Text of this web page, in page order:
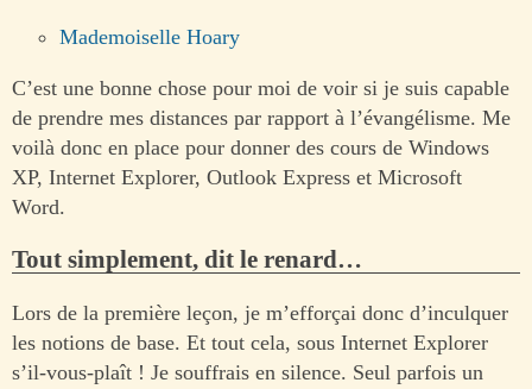
Mademoiselle Hoary
C’est une bonne chose pour moi de voir si je suis capable
de prendre mes distances par rapport à l’évangélisme. Me
voilà donc en place pour donner des cours de Windows
XP, Internet Explorer, Outlook Express et Microsoft
Word.
Tout simplement, dit le renard…
Lors de la première leçon, je m’efforçai donc d’inculquer
les notions de base. Et tout cela, sous Internet Explorer
s’il-vous-plaît ! Je souffrais en silence. Seul parfois un